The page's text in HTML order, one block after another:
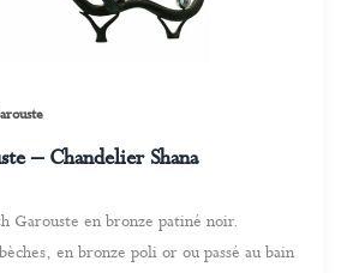
– Chandelier Shana
Garouste en bronze patiné noir.
en bronze poli or ou passé au bain